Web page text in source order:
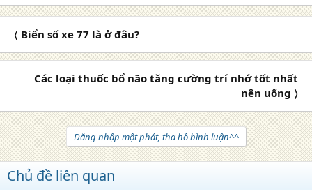
〈 Biển số xe 77 là ở đâu?
Các loại thuốc bổ não tăng cường trí nhớ tốt nhất
nên uống 〉
Đăng nhập một phát, tha hồ bình luận^^
Chủ đề liên quan